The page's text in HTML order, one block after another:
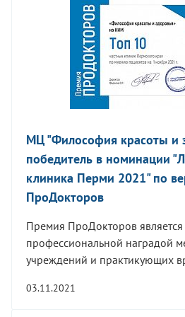
МЦ "Философия красоты и
победитель в номинации
клиника Перми 2021" по
ПроДокторов
Премия ПроДокторов
профессиональной наградой
учреждений и практикующих
03.11.2021